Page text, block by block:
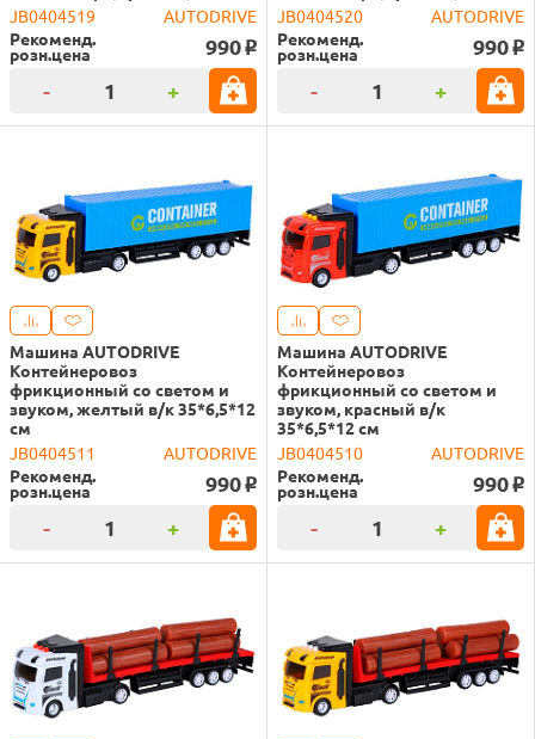
JB0404519
AUTODRIVE
Рекоменд.
розн.цена 990 o
- +
JB0404520
AUTODRIVE
Рекоменд.
розн.цена 990 o
- +
Машина AUTODRIVE
Контейнеровоз
фрикционный со светом и
звуком, желтый в/к 35*6,5*12
см
JB0404511
AUTODRIVE
Рекоменд.
розн.цена 990 o
- +
Машина AUTODRIVE
Контейнеровоз
фрикционный со светом и
звуком, красный в/к
35*6,5*12 см
JB0404510
AUTODRIVE
Рекоменд.
розн.цена 990 o
- +